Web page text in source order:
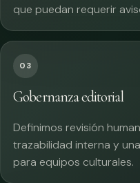
que puedan requerir
03
Gobernanza editorial
Definimos revisión
trazabilidad interna y
para equipos culturales.